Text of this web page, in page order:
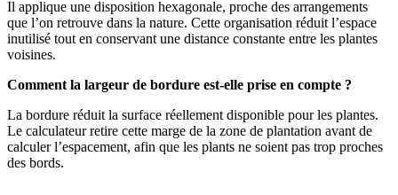
Il applique une disposition hexagonale, proche des arrangements
que l’on retrouve dans la nature. Cette organisation réduit l’espace
inutilisé tout en conservant une distance constante entre les plantes
voisines.
Comment la largeur de bordure est-elle prise en compte ?
La bordure réduit la surface réellement disponible pour les plantes.
Le calculateur retire cette marge de la zone de plantation avant de
calculer l’espacement, afin que les plants ne soient pas trop proches
des bords.